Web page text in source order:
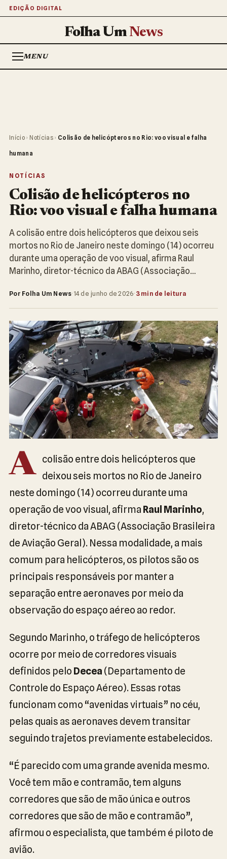
EDIÇÃO DIGITAL
Folha UmNews
MENU
Início › Notícias › Colisão de helicópteros no Rio: voo visual e falha
humana
NOTÍCIAS
Colisão de helicópteros no
Rio: voo visual e falha humana
A colisão entre dois helicópteros que deixou seis
mortos no Rio de Janeiro neste domingo (14) ocorreu
durante uma operação de voo visual, afirma Raul
Marinho, diretor-técnico da ABAG (Associação…
Por Folha Um News· 14 de junho de 2026· 3 min de leitura
A colisão entre dois helicópteros que
deixou seis mortos no Rio de Janeiro
neste domingo (14) ocorreu durante uma
operação de voo visual, afirma Raul Marinho,
diretor-técnico da ABAG (Associação Brasileira
de Aviação Geral). Nessa modalidade, a mais
comum para helicópteros, os pilotos são os
principais responsáveis por manter a
separação entre aeronaves por meio da
observação do espaço aéreo ao redor.
Segundo Marinho, o tráfego de helicópteros
ocorre por meio de corredores visuais
definidos pelo Decea (Departamento de
Controle do Espaço Aéreo). Essas rotas
funcionam como “avenidas virtuais” no céu,
pelas quais as aeronaves devem transitar
seguindo trajetos previamente estabelecidos.
“É parecido com uma grande avenida mesmo.
Você tem mão e contramão, tem alguns
corredores que são de mão única e outros
corredores que são de mão e contramão”,
afirmou o especialista, que também é piloto de
avião.